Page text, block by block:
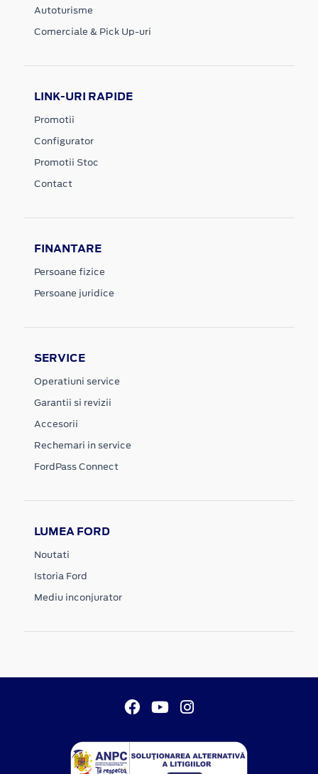
Autoturisme
Comerciale & Pick Up-uri
LINK-URI RAPIDE
Promotii
Configurator
Promotii Stoc
Contact
FINANTARE
Persoane fizice
Persoane juridice
SERVICE
Operatiuni service
Garantii si revizii
Accesorii
Rechemari in service
FordPass Connect
LUMEA FORD
Noutati
Istoria Ford
Mediu inconjurator